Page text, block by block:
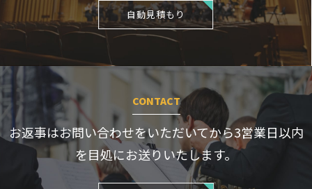
自動見積もり
CONTACT
お返事はお問い合わせをいただいてから3営業日以内
を目処にお送りいたします。